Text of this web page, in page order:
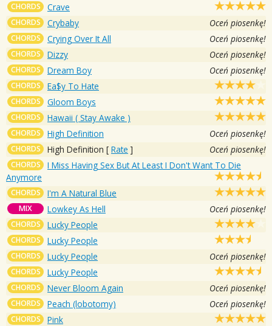
CHORDS Crave
CHORDS Crybaby Oceń piosenkę!
CHORDS Crying Over It All Oceń piosenkę!
CHORDS Dizzy Oceń piosenkę!
CHORDS Dream Boy Oceń piosenkę!
CHORDS Ea$y To Hate
CHORDS Gloom Boys
CHORDS Hawaii ( Stay Awake )
CHORDS High Definition Oceń piosenkę!
CHORDS High Definition [ Rate ] Oceń piosenkę!
CHORDS
I Miss Having Sex But At Least I Don't Want To Die
Anymore
CHORDS I'm A Natural Blue
MIX Lowkey As Hell Oceń piosenkę!
CHORDS Lucky People
CHORDS Lucky People
CHORDS Lucky People Oceń piosenkę!
CHORDS Lucky People
CHORDS Never Bloom Again Oceń piosenkę!
CHORDS Peach (lobotomy) Oceń piosenkę!
CHORDS Pink